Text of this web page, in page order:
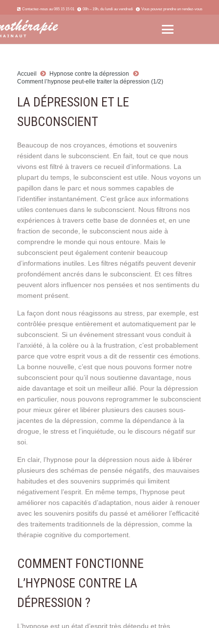
Contactez-nous au 065 15 15 01 08h – 19h, du lundi au vendredi Vous pouvez prendre un rendez-vous
Accueil
Hypnose contre la dépression
Comment l’hypnose peut-elle traiter la dépression (1/2)
LA DÉPRESSION ET LE
SUBCONSCIENT
Beaucoup de nos croyances, émotions et souvenirs
résident dans le subconscient. En fait, tout ce que nous
vivons est filtré à travers ce recueil d’informations. La
plupart du temps, le subconscient est utile. Nous voyons un
papillon dans le parc et nous sommes capables de
l’identifier instantanément. C’est grâce aux informations
utiles contenues dans le subconscient. Nous filtrons nos
expériences à travers cette base de données et, en une
fraction de seconde, le subconscient nous aide à
comprendre le monde qui nous entoure. Mais le
subconscient peut également contenir beaucoup
d’informations inutiles. Les filtres négatifs peuvent devenir
profondément ancrés dans le subconscient. Et ces filtres
peuvent alors influencer nos pensées et nos sentiments du
moment présent.
La façon dont nous réagissons au stress, par exemple, est
contrôlée presque entièrement et automatiquement par le
subconscient. Si un événement stressant vous conduit à
l’anxiété, à la colère ou à la frustration, c’est probablement
parce que votre esprit vous a dit de ressentir ces émotions.
La bonne nouvelle, c’est que nous pouvons former notre
subconscient pour qu’il nous soutienne davantage, nous
aide davantage et soit un meilleur allié. Pour la dépression
en particulier, nous pouvons reprogrammer le subconscient
pour mieux gérer et libérer plusieurs des causes sous-
jacentes de la dépression, comme la dépendance à la
drogue, le stress et l’inquiétude, ou le discours négatif sur
soi.
En clair, l’hypnose pour la dépression nous aide à libérer
plusieurs des schémas de pensée négatifs, des mauvaises
habitudes et des souvenirs supprimés qui limitent
négativement l’esprit. En même temps, l’hypnose peut
améliorer nos capacités d’adaptation, nous aider à renouer
avec les souvenirs positifs du passé et améliorer l’efficacité
des traitements traditionnels de la dépression, comme la
thérapie cognitive du comportement.
COMMENT FONCTIONNE
L’HYPNOSE CONTRE LA
DÉPRESSION ?
L’hypnose est un état d’esprit très détendu et très